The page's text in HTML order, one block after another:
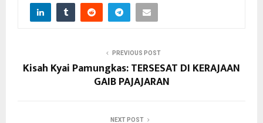
PREVIOUS POST
Kisah Kyai Pamungkas: TERSESAT DI KERAJAAN
GAIB PAJAJARAN
NEXT POST